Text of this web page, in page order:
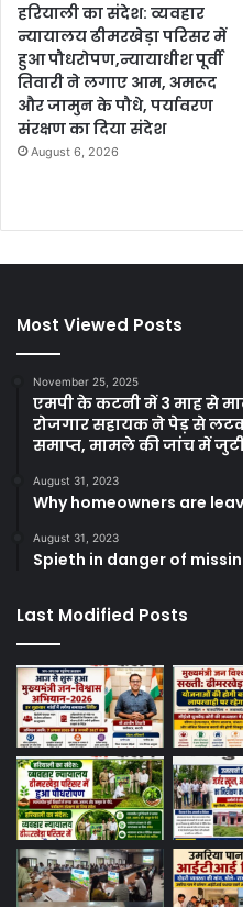
हरियाली का संदेश: व्यवहार
न्यायालय ढीमरखेड़ा परिसर में
हुआ पौधरोपण,न्यायाधीश पूर्वी
तिवारी ने लगाए आम, अमरूद
और जामुन के पौधे, पर्यावरण
संरक्षण का दिया संदेश
August 6, 2026
Most Viewed Posts
November 25, 2025
एमपी के कटनी में 3 माह से
रोजगार सहायक ने पेड़ से
समाप्त, मामले की जांच में
August 31, 2023
Why homeowners are
August 31, 2023
Spieth in danger of
Last Modified Posts